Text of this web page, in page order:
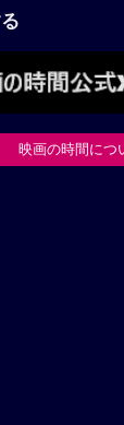
映画の時間につ